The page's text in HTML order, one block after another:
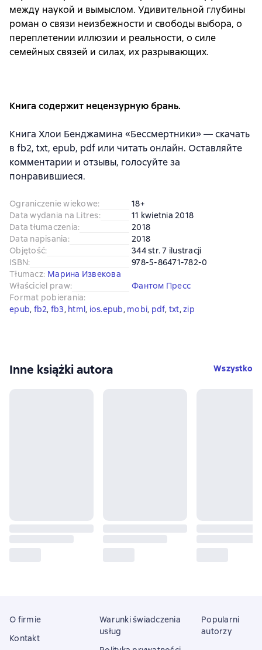
между наукой и вымыслом. Удивительной глубины
роман о связи неизбежности и свободы выбора, о
переплетении иллюзии и реальности, о силе
семейных связей и силах, их разрывающих.
Книга содержит нецензурную брань.
Книга Хлои Бенджамина «Бессмертники» — скачать
в fb2, txt, epub, pdf или читать онлайн. Оставляйте
комментарии и отзывы, голосуйте за
понравившиеся.
Ograniczenie wiekowe:
18+
Data wydania na Litres:
11 kwietnia 2018
Data tłumaczenia:
2018
Data napisania:
2018
Objętość:
344 str. 7 ilustracji
ISBN:
978-5-86471-782-0
Tłumacz: Марина Извекова
Właściciel praw:
Фантом Пресс
Format pobierania:
epub, fb2, fb3, html, ios.epub, mobi, pdf, txt, zip
Inne książki autora Wszystko
O firmie
Kontakt
Warunki świadczenia
usług
Popularni
autorzy